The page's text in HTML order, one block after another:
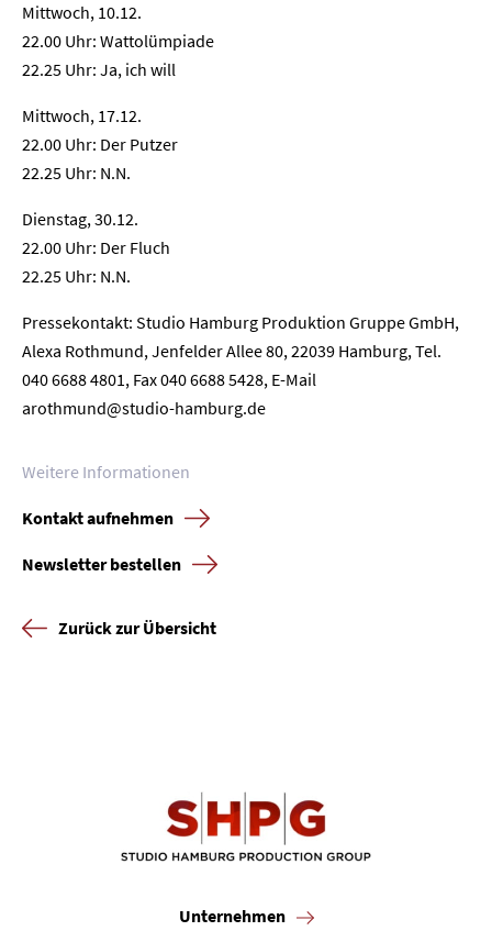
Mittwoch, 10.12.
22.00 Uhr: Wattolümpiade
22.25 Uhr: Ja, ich will
Mittwoch, 17.12.
22.00 Uhr: Der Putzer
22.25 Uhr: N.N.
Dienstag, 30.12.
22.00 Uhr: Der Fluch
22.25 Uhr: N.N.
Pressekontakt: Studio Hamburg Produktion Gruppe GmbH,
Alexa Rothmund, Jenfelder Allee 80, 22039 Hamburg, Tel.
040 6688 4801, Fax 040 6688 5428, E-Mail
arothmund@studio-hamburg.de
Weitere Informationen
Kontakt aufnehmen
Newsletter bestellen
Zurück zur Übersicht
Unternehmen
Karriere
Kontakt
Newsletter Datenschutz